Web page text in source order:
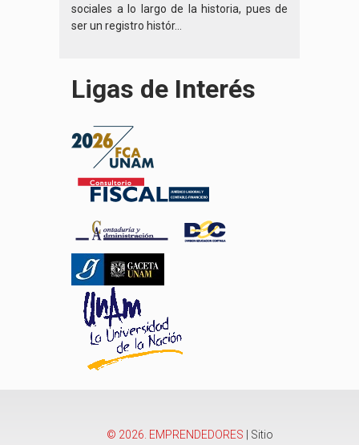
sociales a lo largo de la historia, pues de
ser un registro histór...
Ligas de Interés
© 2026. EMPRENDEDORES | Sitio